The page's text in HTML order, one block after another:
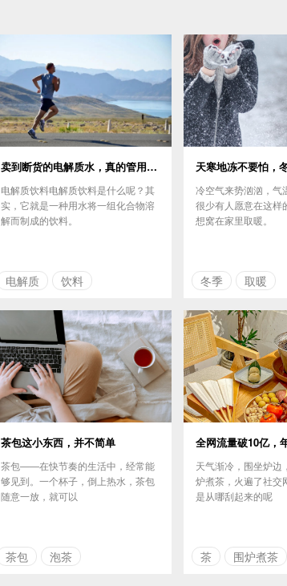
卖到断货的电解质水，真的管用吗?
电解质饮料电解质饮料是什么呢？其
实，它就是一种用水将一组化合物溶
解而制成的饮料。
电解质 饮料
冷空气来势汹汹，气
很少有人愿意在这样
想窝在家里取暖。
冬季 取暖
茶包这小东西，并不简单
茶包——在快节奏的生活中，经常能
够见到。一个杯子，倒上热水，茶包
随意一放，就可以
茶包 泡茶
天气渐冷，围坐炉边
炉煮茶，火遍了社交
是从哪刮起来的呢
茶 围炉煮茶